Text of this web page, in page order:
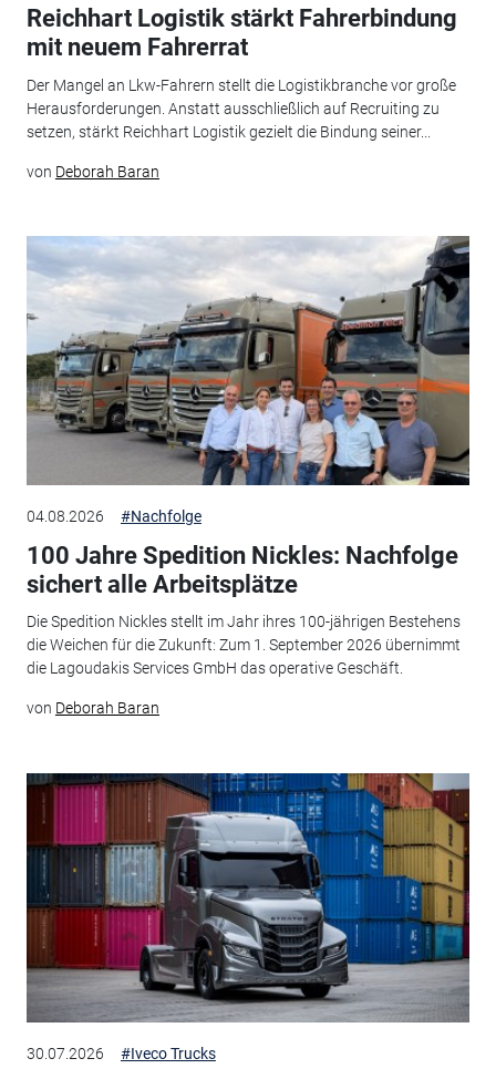
Reichhart Logistik stärkt Fahrerbindung
mit neuem Fahrerrat
Der Mangel an Lkw-Fahrern stellt die Logistikbranche vor große
Herausforderungen. Anstatt ausschließlich auf Recruiting zu
setzen, stärkt Reichhart Logistik gezielt die Bindung seiner...
von Deborah Baran
04.08.2026 #Nachfolge
100 Jahre Spedition Nickles: Nachfolge
sichert alle Arbeitsplätze
Die Spedition Nickles stellt im Jahr ihres 100-jährigen Bestehens
die Weichen für die Zukunft: Zum 1. September 2026 übernimmt
die Lagoudakis Services GmbH das operative Geschäft.
von Deborah Baran
30.07.2026 #Iveco Trucks